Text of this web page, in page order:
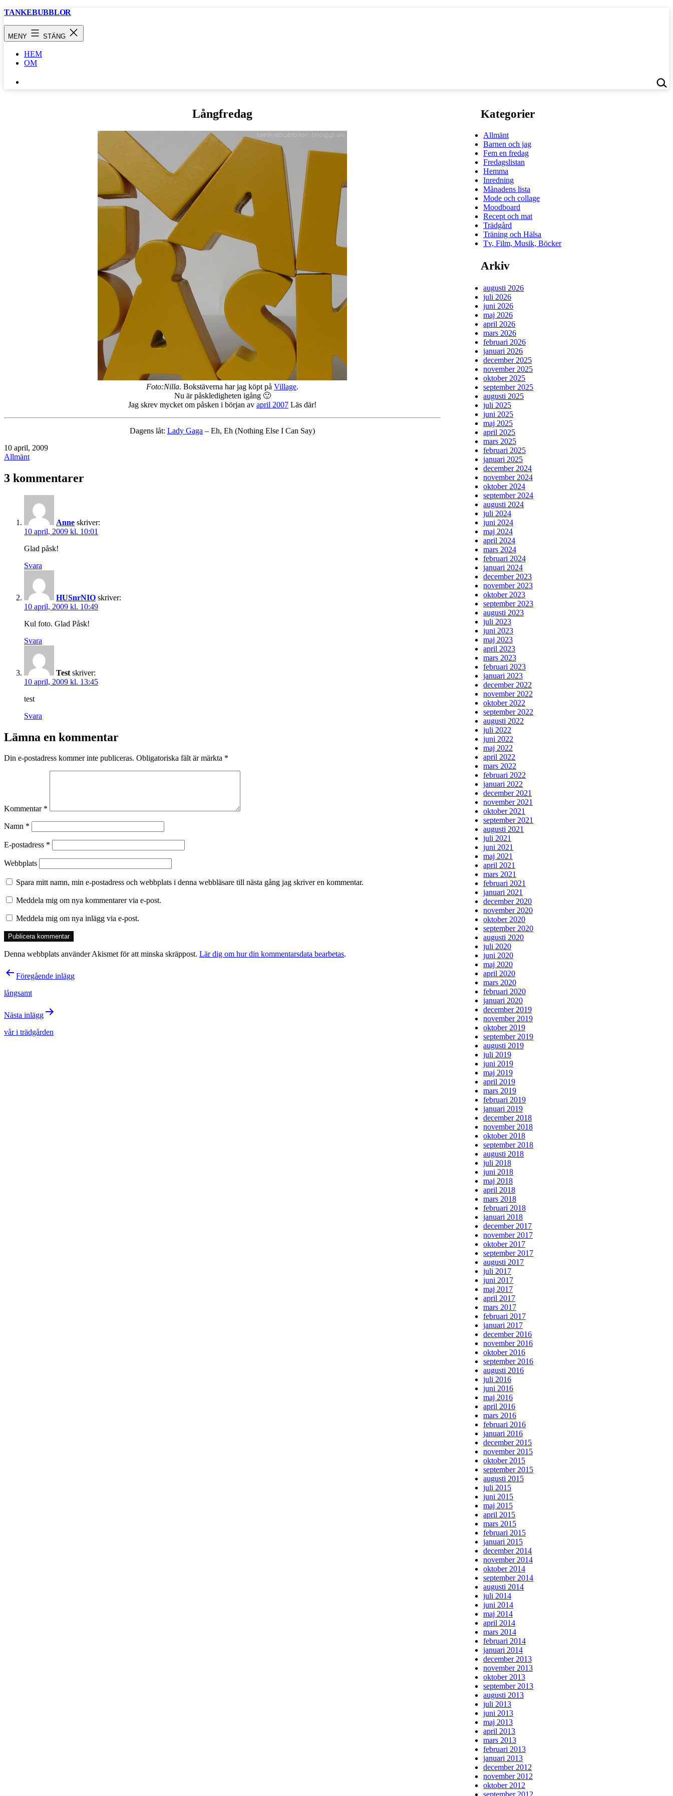
Hoppa
TANKEBUBBLOR
MENY STÄNG
HEM
OM
…
Långfredag
Foto:Nilla. Bokstäverna har jag köpt påVillage.
Nu är påskledigheten igång 🙂
Jag skrev mycket om påsken i början avapril 2007 Läs där!
Dagens låt:Lady Gaga – Eh, Eh (Nothing Else I Can Say)
Publicerat
den
10 april, 2009
Kategoriserat
Allmänt
3 kommentarer
Anne skriver:
10 april, 2009 kl. 10:01
Glad påsk!
Svara
HUSnrNIO skriver:
10 april, 2009 kl. 10:49
Kul foto. Glad Påsk!
Svara
Test skriver:
10 april, 2009 kl. 13:45
test
Svara
Lämna en kommentar
Din e-postadress kommer inte publiceras. Obligatoriska fält är märkta *
Kommentar *
Namn *
E-postadress *
Webbplats
Spara mitt namn, min e-postadress och webbplats i denna webbläsare till nästa gång jag skriver en kommentar.
Meddela mig om nya kommentarer via e-post.
Meddela mig om nya inlägg via e-post.
Denna webbplats använder Akismet för att minska skräppost. Lär dig om hur din kommentarsdata bearbetas.
Inläggsnavigering
Föregående inlägg
långsamt
Nästa inlägg
vår i trädgården
Kategorier
Allmänt
Barnen och jag
Fem en fredag
Fredagslistan
Hemma
Inredning
Månadens lista
Mode och collage
Moodboard
Recept och mat
Trädgård
Träning och Hälsa
Tv, Film, Musik, Böcker
Arkiv
augusti 2026
juli 2026
juni 2026
maj 2026
april 2026
mars 2026
februari 2026
januari 2026
december 2025
november 2025
oktober 2025
september 2025
augusti 2025
juli 2025
juni 2025
maj 2025
april 2025
mars 2025
februari 2025
januari 2025
december 2024
november 2024
oktober 2024
september 2024
augusti 2024
juli 2024
juni 2024
maj 2024
april 2024
mars 2024
februari 2024
januari 2024
december 2023
november 2023
oktober 2023
september 2023
augusti 2023
juli 2023
juni 2023
maj 2023
april 2023
mars 2023
februari 2023
januari 2023
december 2022
november 2022
oktober 2022
september 2022
augusti 2022
juli 2022
juni 2022
maj 2022
april 2022
mars 2022
februari 2022
januari 2022
december 2021
november 2021
oktober 2021
september 2021
augusti 2021
juli 2021
juni 2021
maj 2021
april 2021
mars 2021
februari 2021
januari 2021
december 2020
november 2020
oktober 2020
september 2020
augusti 2020
juli 2020
juni 2020
maj 2020
april 2020
mars 2020
februari 2020
januari 2020
december 2019
november 2019
oktober 2019
september 2019
augusti 2019
juli 2019
juni 2019
maj 2019
april 2019
mars 2019
februari 2019
januari 2019
december 2018
november 2018
oktober 2018
september 2018
augusti 2018
juli 2018
juni 2018
maj 2018
april 2018
mars 2018
februari 2018
januari 2018
december 2017
november 2017
oktober 2017
september 2017
augusti 2017
juli 2017
juni 2017
maj 2017
april 2017
mars 2017
februari 2017
januari 2017
december 2016
november 2016
oktober 2016
september 2016
augusti 2016
juli 2016
juni 2016
maj 2016
april 2016
mars 2016
februari 2016
januari 2016
december 2015
november 2015
oktober 2015
september 2015
augusti 2015
juli 2015
juni 2015
maj 2015
april 2015
mars 2015
februari 2015
januari 2015
december 2014
november 2014
oktober 2014
september 2014
augusti 2014
juli 2014
juni 2014
maj 2014
april 2014
mars 2014
februari 2014
januari 2014
december 2013
november 2013
oktober 2013
september 2013
augusti 2013
juli 2013
juni 2013
maj 2013
april 2013
mars 2013
februari 2013
januari 2013
december 2012
november 2012
oktober 2012
september 2012